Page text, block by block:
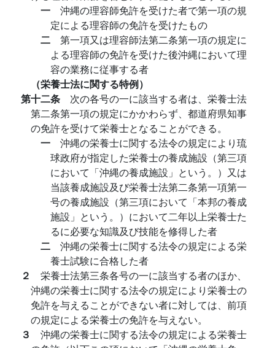
一 沖縄の理容師免許を受けた者で第一項の規
定による理容師の免許を受けたもの
二 第一項又は理容師法第二条第一項の規定に
よる理容師の免許を受けた後沖縄において理
容の業務に従事する者
（栄養士法に関する特例）
第十二条 次の各号の一に該当する者は、栄養士法
第二条第一項の規定にかかわらず、都道府県知事
の免許を受けて栄養士となることができる。
一 沖縄の栄養士に関する法令の規定により琉
球政府が指定した栄養士の養成施設（第三項
において「沖縄の養成施設」という。）又は
当該養成施設及び栄養士法第二条第一項第一
号の養成施設（第三項において「本邦の養成
施設」という。）において二年以上栄養士た
るに必要な知識及び技能を修得した者
二 沖縄の栄養士に関する法令の規定による栄
養士試験に合格した者
２ 栄養士法第三条各号の一に該当する者のほか、
沖縄の栄養士に関する法令の規定により栄養士の
免許を与えることができない者に対しては、前項
の規定による栄養士の免許を与えない。
３ 沖縄の栄養士に関する法令の規定による栄養士